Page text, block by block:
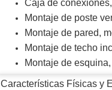
Caja de
Montaje de poste
Montaje de pared,
Montaje de techo
Montaje de
Características Físicas y